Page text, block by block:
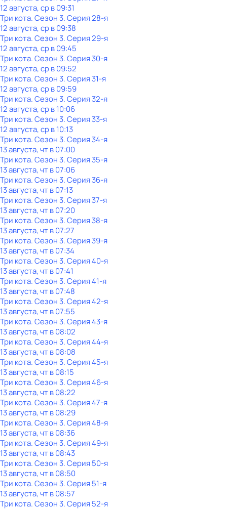
12 августа, ср в 09:31
Три кота. Сезон 3. Серия 28-я
12 августа, ср в 09:38
Три кота. Сезон 3. Серия 29-я
12 августа, ср в 09:45
Три кота. Сезон 3. Серия 30-я
12 августа, ср в 09:52
Три кота. Сезон 3. Серия 31-я
12 августа, ср в 09:59
Три кота. Сезон 3. Серия 32-я
12 августа, ср в 10:06
Три кота. Сезон 3. Серия 33-я
12 августа, ср в 10:13
Три кота. Сезон 3. Серия 34-я
13 августа, чт в 07:00
Три кота. Сезон 3. Серия 35-я
13 августа, чт в 07:06
Три кота. Сезон 3. Серия 36-я
13 августа, чт в 07:13
Три кота. Сезон 3. Серия 37-я
13 августа, чт в 07:20
Три кота. Сезон 3. Серия 38-я
13 августа, чт в 07:27
Три кота. Сезон 3. Серия 39-я
13 августа, чт в 07:34
Три кота. Сезон 3. Серия 40-я
13 августа, чт в 07:41
Три кота. Сезон 3. Серия 41-я
13 августа, чт в 07:48
Три кота. Сезон 3. Серия 42-я
13 августа, чт в 07:55
Три кота. Сезон 3. Серия 43-я
13 августа, чт в 08:02
Три кота. Сезон 3. Серия 44-я
13 августа, чт в 08:08
Три кота. Сезон 3. Серия 45-я
13 августа, чт в 08:15
Три кота. Сезон 3. Серия 46-я
13 августа, чт в 08:22
Три кота. Сезон 3. Серия 47-я
13 августа, чт в 08:29
Три кота. Сезон 3. Серия 48-я
13 августа, чт в 08:36
Три кота. Сезон 3. Серия 49-я
13 августа, чт в 08:43
Три кота. Сезон 3. Серия 50-я
13 августа, чт в 08:50
Три кота. Сезон 3. Серия 51-я
13 августа, чт в 08:57
Три кота. Сезон 3. Серия 52-я